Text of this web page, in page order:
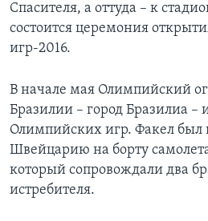
Спасителя, а оттуда – к
состоится церемония
игр-2016.
В начале мая Олимпийский
Бразилии – город Бразилиа –
Олимпийских игр. Факел был
Швейцарию на борту
который сопровождали два
истребителя.